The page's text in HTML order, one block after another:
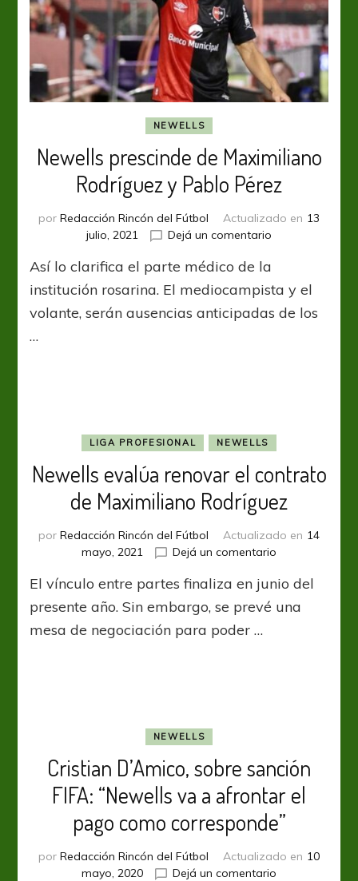
NEWELLS
Newells prescinde de Maximiliano
Rodríguez y Pablo Pérez
por Redacción Rincón del Fútbol Actualizado en 13
julio, 2021
Dejá un comentario
de
Maximiliano
Rodríguez
Así lo clarifica el parte médico de la
institución rosarina. El mediocampista y el
volante, serán ausencias anticipadas de los
…
LIGA PROFESIONAL NEWELLS
Newells evalúa renovar el contrato
de Maximiliano Rodríguez
por Redacción Rincón del Fútbol Actualizado en 14
mayo, 2021
Dejá un comentario
evalúa
renovar
El vínculo entre partes finaliza en junio del
presente año. Sin embargo, se prevé una
mesa de negociación para poder …
NEWELLS
Cristian D’Amico, sobre sanción
FIFA: “Newells va a afrontar el
pago como corresponde”
por Redacción Rincón del Fútbol Actualizado en 10
mayo, 2020
Dejá un comentario